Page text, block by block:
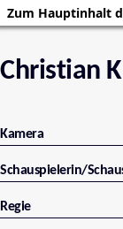
Zum Hauptinhalt
Christian
Kamera
Schauspielerin/
Regie